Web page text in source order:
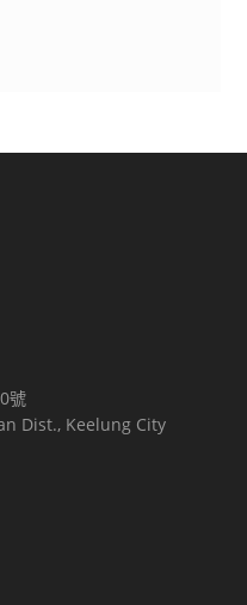
號
Dist., Keelung City